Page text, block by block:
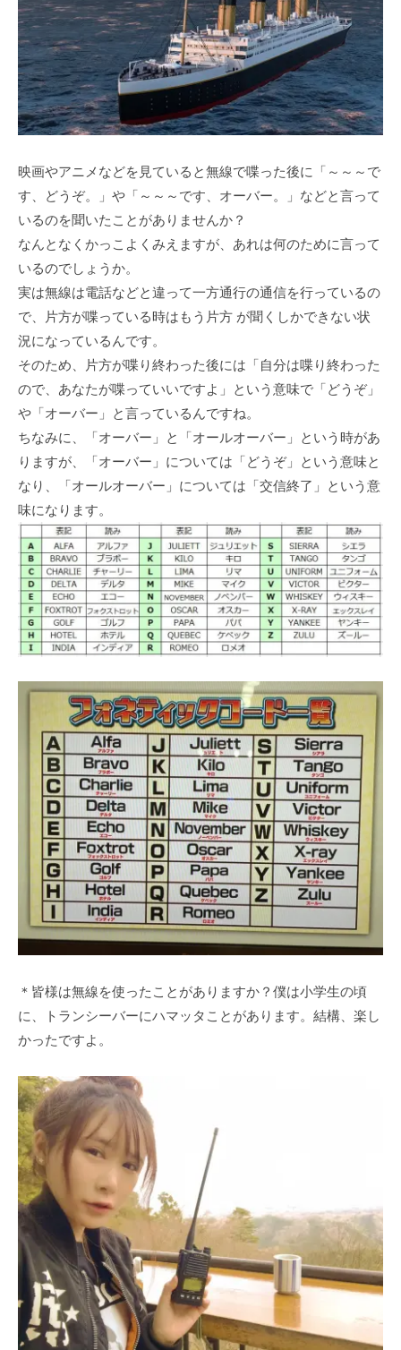
映画やアニメなどを見ていると無線で喋った後に「～～～で
す、どうぞ。」や「～～～です、オーバー。」などと言って
いるのを聞いたことがありませんか？
なんとなくかっこよくみえますが、あれは何のために言って
いるのでしょうか。
実は無線は電話などと違って一方通行の通信を行っているの
で、片方が喋っている時はもう片方 が聞くしかできない状
況になっているんです。
そのため、片方が喋り終わった後には「自分は喋り終わった
ので、あなたが喋っていいですよ」という意味で「どうぞ」
や「オーバー」と言っているんですね。
ちなみに、「オーバー」と「オールオーバー」という時があ
りますが、「オーバー」については「どうぞ」という意味と
なり、「オールオーバー」については「交信終了」という意
味になります。
＊皆様は無線を使ったことがありますか？僕は小学生の頃
に、トランシーバーにハマッタことがあります。結構、楽し
かったですよ。